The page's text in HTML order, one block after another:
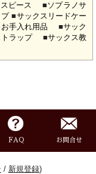
ピース ■ ソプラノサ
プ■サックスリードケー
手入れ用品 ■サック
ラップ■サックス教
FAQ お問合せ
/ 新規登録)